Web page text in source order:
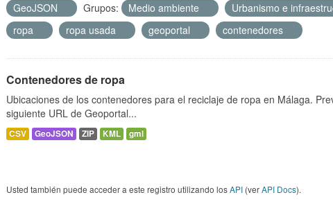
GeoJSON
Grupos: Medio ambiente Urbanismo e
ropa
ropa usada geoportal contenedores
Contenedores de ropa
Ubicaciones de los contenedores para el reciclaje de ropa en Málaga.
siguiente URL de Geoportal...
CSV GeoJSON ZIP KML gml
Usted también puede acceder a este registro utilizando losAPI (verAPI Docs).